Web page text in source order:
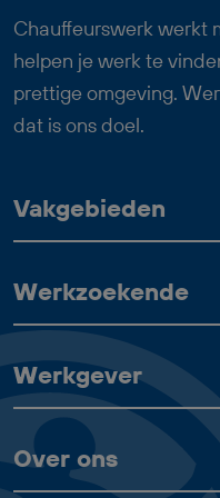
Chauffeurswerk werkt
helpen je werk te
prettige omgeving.
dat is ons doel.
Vakgebieden
Werkzoekende
Werkgever
Over ons